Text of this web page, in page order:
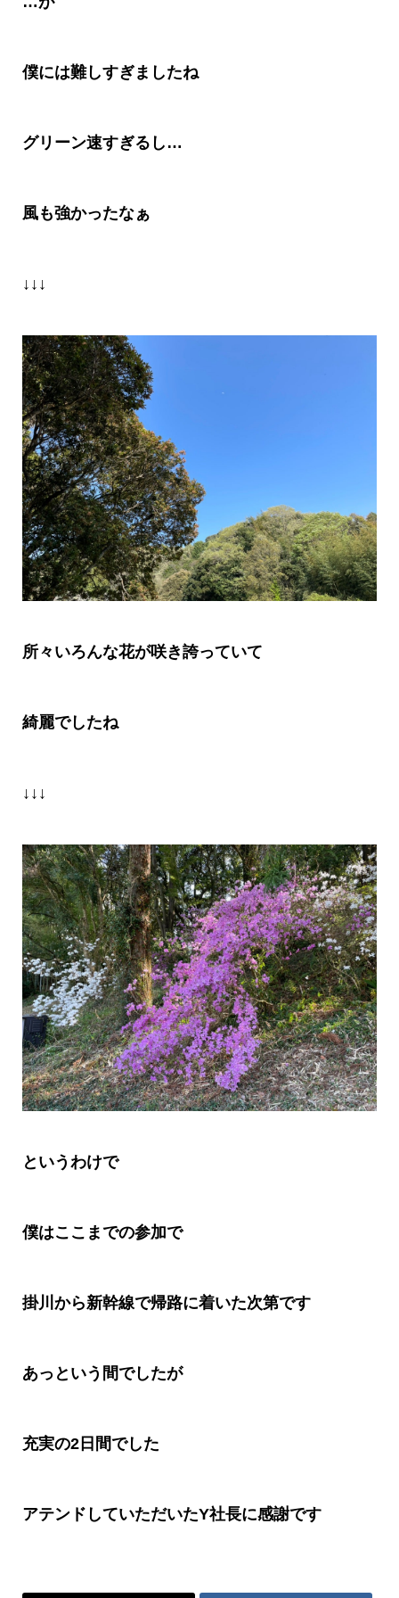
僕には難しすぎましたね
グリーン速すぎるし …
風も強かったなぁ
↓↓↓
所々いろんな花が咲き誇っていて
綺麗でしたね
↓↓↓
というわけで
僕はここまでの参加で
掛川から新幹線で帰路に着いた次第です
あっという間でしたが
充実の2日間でした
アテンドしていただいたY社長に感謝です